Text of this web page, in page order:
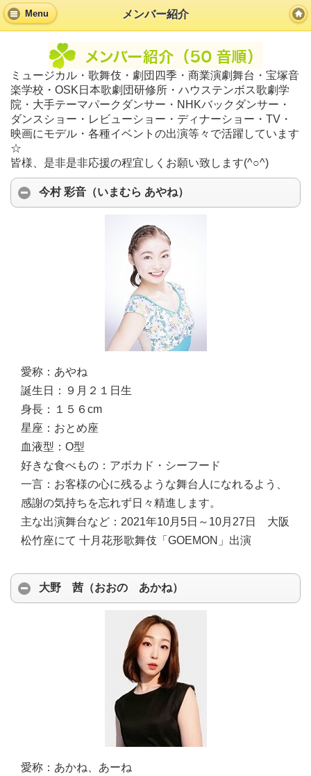
Menu メンバー紹介
ミュージカル・歌舞伎・劇団四季・商業演劇舞台・宝塚音
楽学校・OSK日本歌劇団研修所・ハウステンボス歌劇学
院・大手テーマパークダンサー・NHKバックダンサー・
ダンスショー・レビューショー・ディナーショー・TV・
映画にモデル・各種イベントの出演等々で活躍しています
☆
皆様、是非是非応援の程宜しくお願い致します(^○^)
今村 彩音（いまむら あやね）
愛称： あやね
誕生日：
９月２１日生
身長：
１５６cm
星座： おとめ座
血液型： O型
好きな食べもの： アボカド・シーフード
一言： お客様の心に残るような舞台人になれるよう、
感謝の気持ちを忘れず日々精進します。
主な出演舞台など： 2021年10月5日～10月27日 大阪
松竹座にて 十月花形歌舞伎「GOEMON」出演
大野 茜（おおの あかね）
愛称： あかね、あーね